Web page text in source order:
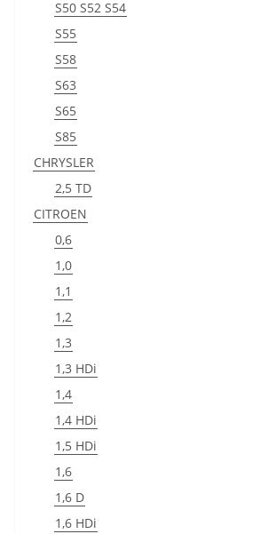
S50 S52 S54
S55
S58
S63
S65
S85
CHRYSLER
2,5 TD
CITROEN
0,6
1,0
1,1
1,2
1,3
1,3 HDi
1,4
1,4 HDi
1,5 HDi
1,6
1,6 D
1,6 HDi